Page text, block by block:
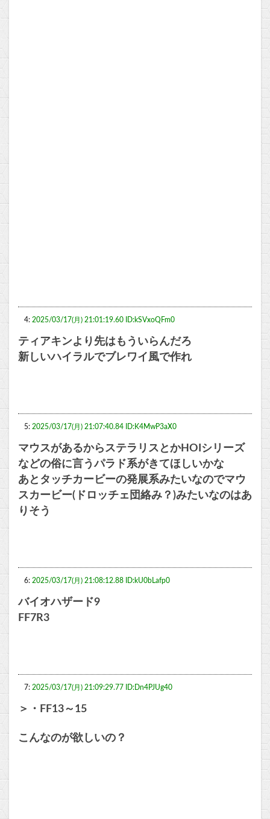
4: 2025/03/17(月) 21:01:19.60 ID:kSVxoQFm0
ティアキンより先はもういらんだろ
新しいハイラルでブレワイ風で作れ
5: 2025/03/17(月) 21:07:40.84 ID:K4MwP3aX0
マウスがあるからステラリスとかHOIシリーズ
などの俗に言うパラド系がきてほしいかな
あとタッチカービーの発展系みたいなのでマウ
スカービー(ドロッチェ団絡み？)みたいなのはあ
りそう
6: 2025/03/17(月) 21:08:12.88 ID:kU0bLafp0
バイオハザード9
FF7R3
7: 2025/03/17(月) 21:09:29.77 ID:Dn4PJUg40
＞・FF13～15
こんなのが欲しいの？